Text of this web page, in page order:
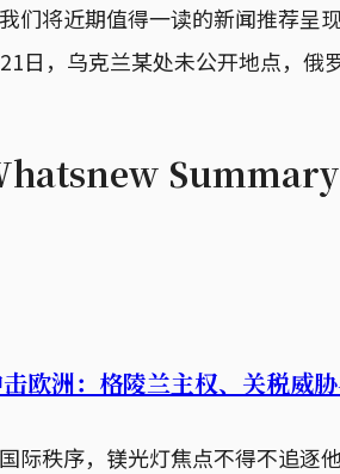
们将近期值得一读的新闻推荐呈
日，乌克兰某处未公开地点，俄
Summary
欧洲：格陵兰主权、关税威
际秩序，镁光灯焦点不得不追逐